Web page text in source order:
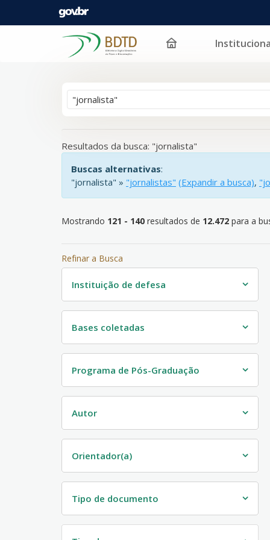
121 - 140resultados de 12.472 para a busca '
Pular para o conteúdo
Resultados da busca: "jornalista"
Buscas alternativas:
"jornalista" » "jornalistas" (Expandir a busca),
Mostrando 121 - 140 resultados de 12.472 para a
Refinar a Busca
Instituição de defesa
Bases coletadas
Programa de Pós-Graduação
Autor
Orientador(a)
Tipo de documento